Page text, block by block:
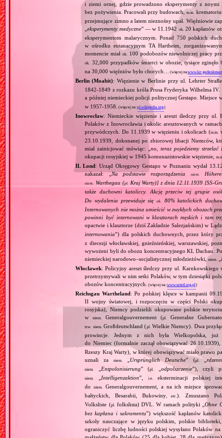
i ziemi ornej, gdzie prowadzono eksperymenty z
bez pożywienia. Pracowali przy budowach,m.in.
przejmujące zimno a latem nieznośny upał. Więźniowie
„eksperymenty medyczne” — w 11.1942 ok.20 kapłanów
eksperymentom malarycznym. Ponad 750 polskich
w ośrodku eutanacyjnym TA Hartheim,
momencie miałok. 100 podobozów niewolniczej pracy
ok. 32,000 przypadków śmierci w obozie, tysiące
na 30,000 więźniów było chorych… (więcej na:www.kz-
Berlin (Moabit): Więzienie w Berlinie przy ul. Lehrter
1842‐1849 z rozkazu króla Prusa Fryderyka Wilhelma
a później niemieckiej policji politycznej Gestapo. Miejsce
w 1957‐1958. (więcej na:pl.wikipedia.org)
Inowrocław: Niemieckie więzienie i areszt śledczy przy
Polaków z Inowrocławia i okolic aresztowanych w
przywódczych. Do 11.1939 w więzieniu i okolicach (m.in.
23.10.1939, dokonanej po zbiorowej libacji Niemców,
miał zainicjować mówiąc: „no, teraz pojedziemy strzelać
okupacji rosyjskiej w 1945 komunazistowskie więzienie,
IL Lond: Urząd Okręgowy Gestapo w Poznaniu wydał
nakazał: „Na podstawie rozporządzenia niem.
niem. Warthegau (pl.Kraj Warty)] z dnia 12.11.1939
także duchowni katoliccy. Akcję przeciw tej grupie
Do wydalenia przewiduje się
ok.80% katolickich
Internowanych nie można umieścić w zwykłych obozach
powinni być internowani w klasztorach męskich i tam
opactwie i klasztorze (dziś Zakładzie Salezjańskim) w
internowania”) dla polskich duchownych, przez który
z diecezji włocławskiej, gnieźnieńskiej, warszawskiej,
wywożeni byli do obozu koncentracyjnego KL Dachau.
niemieckiej narodowo–socjalistycznej młodzieżówki,niem. „
Włocławek: Policyjny areszt śledczy przy ul. Karnkowskiego
przetrzymywali w nim setki Polaków, w tym dziesiątki
obozów koncentracyjnych. (więcej na:www.sztetl.org.pl)
Reichsgau Wartheland: Po polskiej klęsce w kampanii
II wojny światowej, i rozpoczęciu w części Polski
rosyjska), Niemcy podzielili okupowane polskie
wniem. Generalgouvernement (pl. Generalne
tzw. niem.Großdeutschland (pl.Wielkie Niemcy). Dwa
prowincje. Jednym z nich była Wielkopolska, już
do Niemiec (formalnie zaczął obowiązywać
Rzeszy Kraj Warty), w której obowiązywać miało prawo
uznali zaniem. „Ursprünglich Deutsche” (pl.„
niem. „Entpolonisierung” (pl. „odpolszczenie”), czyli
niem. „Intelligenzaktion”, i.e.eksterminacji polskiej
doniem.
Generalgouvernement, a na ich miejsce
bałtyckich, Besarabii, Bukowiny, etc.). Zmuszano
Volksliste (pl.folkslista) DVL. W ramach polityki „Ohne
bez kapłana i sakramentu”) większość kapłanów
szkoły nauczające w języku polskim, polskie
ograniczyć liczbę ludności polskiej wysyłano Polaków